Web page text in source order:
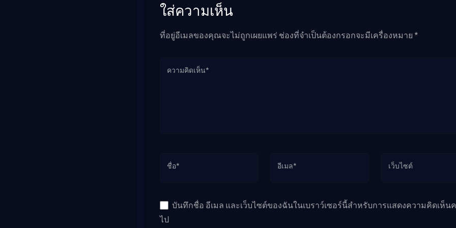
ใส่ความเห็น
ที่อยู่อีเมลของคุณจะไม่ถูกเผยแพร่ ช่องที่จำเป็นต้องกรอกจะมีเครื่องหมาย *
ความคิดเห็น*
ชื่อ* อีเมล* เว็บไซต์
บันทึกชื่อ อีเมล และเว็บไซต์ของฉันในเบราว์เซอร์นี้สำหรับการแสดงความคิดเห็น
ไป